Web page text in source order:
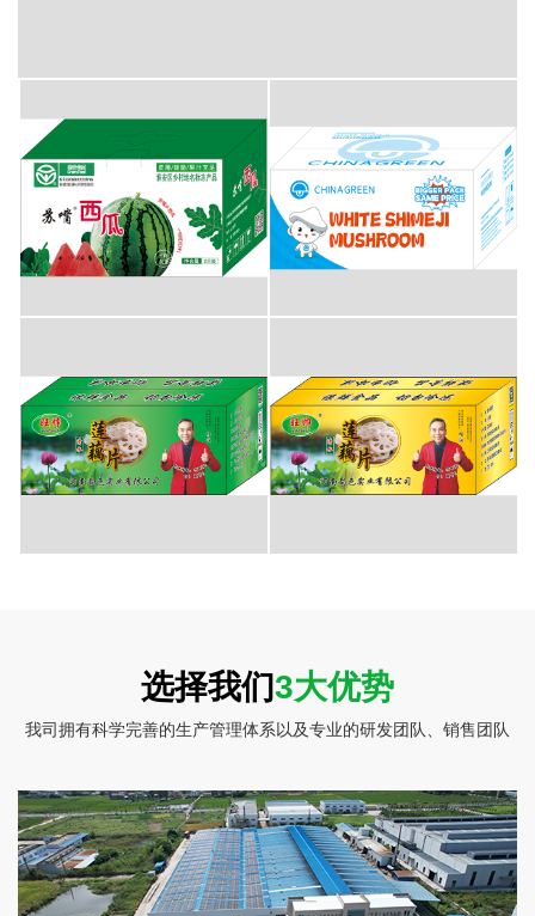
选择我们3大优势
我司拥有科学完善的生产管理体系以及专业的研发团队、销售团队